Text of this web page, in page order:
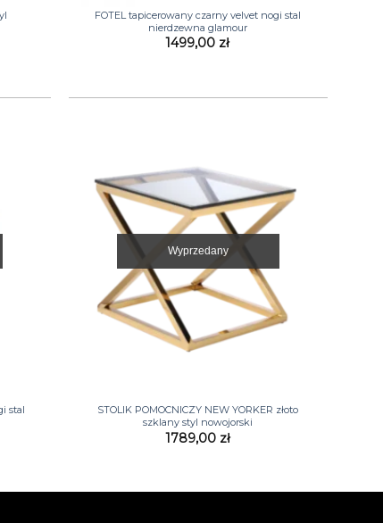
FOTEL tapicerowany czarny velvet nogi stal
nierdzewna glamour
1499,00 zł
stal
Wyprzedany
STOLIK POMOCNICZY NEW YORKER złoto
szklany styl nowojorski
1789,00 zł